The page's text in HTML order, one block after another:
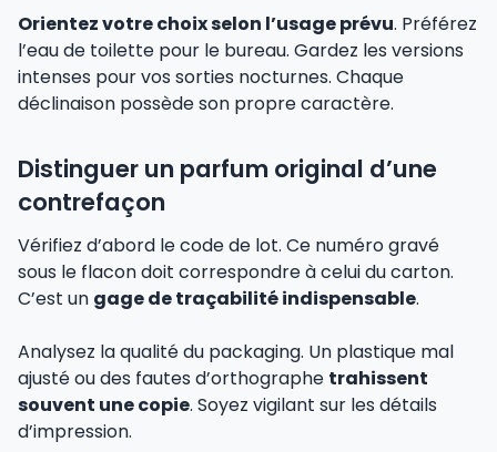
Orientez votre choix selon l’usage prévu. Préférez
l’eau de toilette pour le bureau. Gardez les versions
intenses pour vos sorties nocturnes. Chaque
déclinaison possède son propre caractère.
Distinguer un parfum original d’une
contrefaçon
Vérifiez d’abord le code de lot. Ce numéro gravé
sous le flacon doit correspondre à celui du carton.
C’est un gage de traçabilité indispensable.
Analysez la qualité du packaging. Un plastique mal
ajusté ou des fautes d’orthographe trahissent
souvent une copie. Soyez vigilant sur les détails
d’impression.